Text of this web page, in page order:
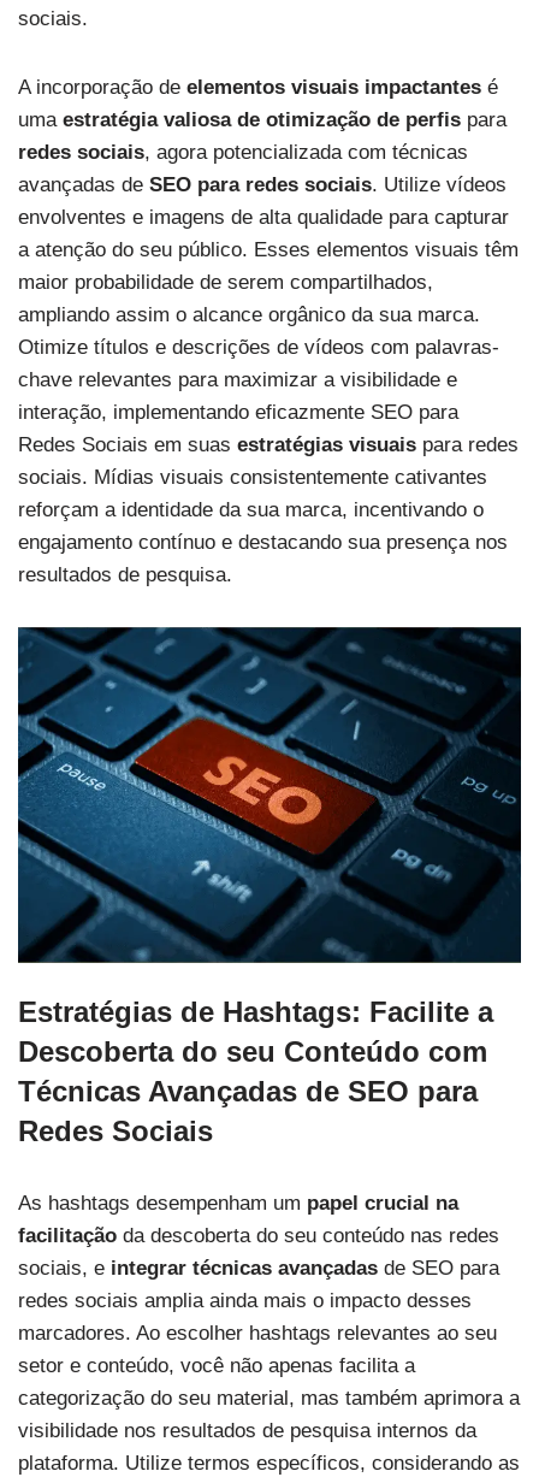
sociais.
A incorporação de elementos visuais impactantes é
umaestratégia valiosa de otimização de perfis para
redes sociais, agora potencializada com técnicas
avançadas de SEO para redes sociais. Utilize vídeos
envolventes e imagens de alta qualidade para capturar
a atenção do seu público. Esses elementos visuais têm
maior probabilidade de serem compartilhados,
ampliando assim o alcance orgânico da sua marca.
Otimize títulos e descrições de vídeos com palavras-
chave relevantes para maximizar a visibilidade e
interação, implementando eficazmente SEO para
Redes Sociais em suas estratégias visuais para redes
sociais. Mídias visuais consistentemente cativantes
reforçam a identidade da sua marca, incentivando o
engajamento contínuo e destacando sua presença nos
resultados de pesquisa.
Estratégias de Hashtags: Facilite a
Descoberta do seu Conteúdo com
Técnicas Avançadas de SEO para
Redes Sociais
As hashtags desempenham um papel crucial na
facilitação da descoberta do seu conteúdo nas redes
sociais, e integrar técnicas avançadas de SEO para
redes sociais amplia ainda mais o impacto desses
marcadores. Ao escolher hashtags relevantes ao seu
setor e conteúdo, você não apenas facilita a
categorização do seu material, mas também aprimora a
visibilidade nos resultados de pesquisa internos da
plataforma. Utilize termos específicos, considerando as